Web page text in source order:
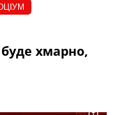
хмарно,